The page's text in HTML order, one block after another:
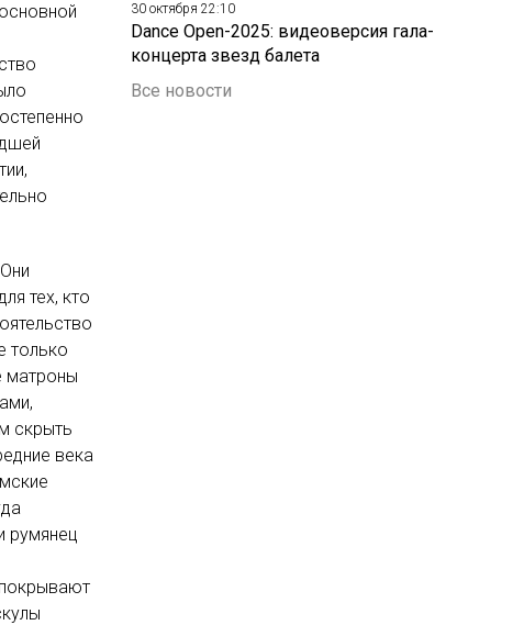
тех, кто
только
матроны
скрыть
века
румянец
30 октября 22:10
Dance Open-2025: видеоверсия гала-
концерта звезд балета
Все новости